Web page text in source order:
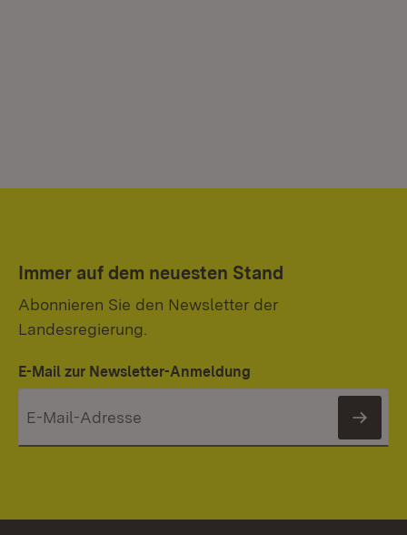
Immer auf dem neuesten Stand
Abonnieren Sie den Newsletter der
Landesregierung.
E-Mail zur Newsletter-Anmeldung